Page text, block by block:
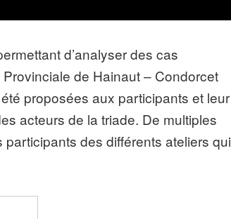
d’analyser des cas
de Hainaut – Condorcet
proposées aux participants et leur
acteurs de la triade. De multiples
des différents ateliers qui